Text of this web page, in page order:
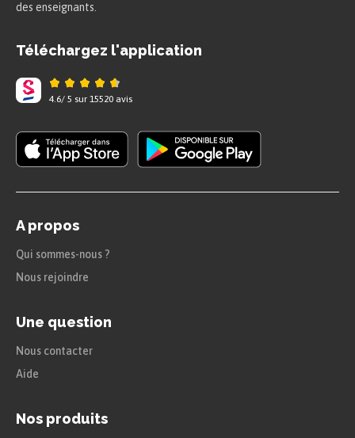
des enseignants.
Téléchargez l'application
4.6/ 5 sur 15520 avis
A propos
Qui sommes-nous ?
Nous rejoindre
Une question
Nous contacter
Aide
Nos produits